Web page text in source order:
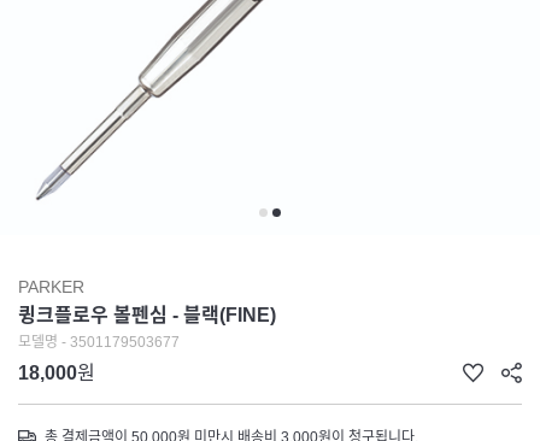
PARKER
큉크플로우 볼펜심 - 블랙(FINE)
모델명 - 3501179503677
18,000원
총 결제금액이 50,000원 미만시 배송비 3,000원이 청구됩니다.